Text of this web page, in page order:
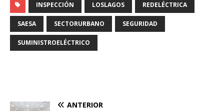
INSPECCIÓN LOSLAGOS REDELÉCTRICA
SAESA SECTORURBANO SEGURIDAD
SUMINISTROELÉCTRICO
ANTERIOR